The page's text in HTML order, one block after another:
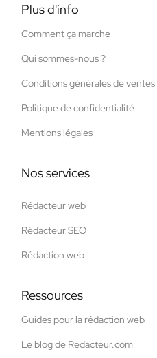
Plus d'info
Comment ça marche
Qui sommes-nous ?
Conditions générales de ventes
Politique de confidentialité
Mentions légales
Nos services
Rédacteur web
Rédacteur SEO
Rédaction web
Ressources
Guides pour la rédaction web
Le blog de Redacteur.com